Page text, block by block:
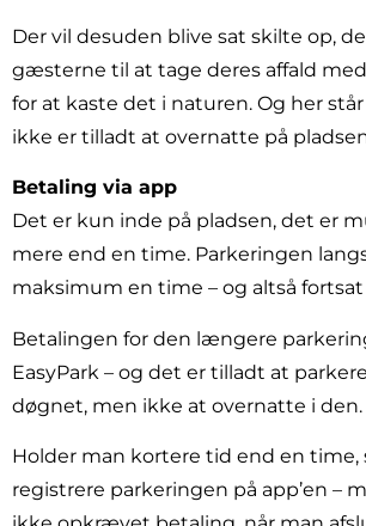
Der vil desuden blive sat skilte op,
gæsterne til at tage deres affald
for at kaste det i naturen. Og her
ikke er tilladt at overnatte på
Betaling via app
Det er kun inde på pladsen, det er
mere end en time. Parkeringen
maksimum en time – og altså fortsat
Betalingen for den længere
EasyPark – og det er tilladt at
døgnet, men ikke at overnatte i den.
Holder man kortere tid end en time,
registrere parkeringen på app’en –